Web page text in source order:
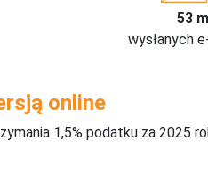
53
wysłanych
online
1,5% podatku za 2025